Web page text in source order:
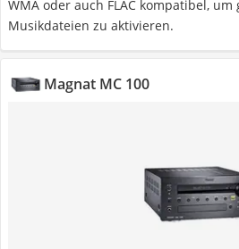
WMA oder auch FLAC kompatibel,
Musikdateien zu aktivieren.
Magnat MC 100